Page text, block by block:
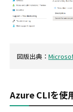
図版出典：
Azure CLIを使